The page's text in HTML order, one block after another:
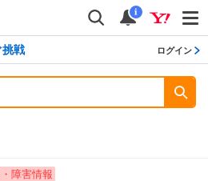
検索
通知
i
戦 ログイン
障害情報